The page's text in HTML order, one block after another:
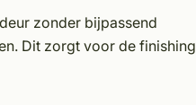
zonder bijpassend
Dit zorgt voor de finishing